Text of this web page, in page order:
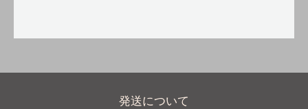
発送について